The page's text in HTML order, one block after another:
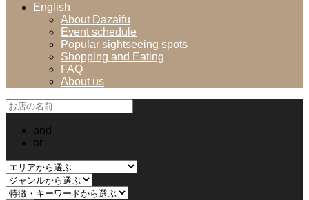
English
About Dazaifu
Event schedule
Popular sightseeing spots
Shopping and Eating
FAQ
About us
and
or